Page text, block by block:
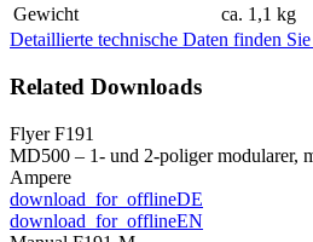
Gewicht
ca. 1,1 kg
Detaillierte technische Daten finden
Related Downloads
Flyer F191
MD500 – 1- und 2-poliger modularer,
Ampere
download_for_offlineDE
download_for_offlineEN